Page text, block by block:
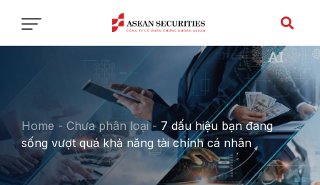
Home - Chưa phân loại- 7 dấu hiệu bạn đang
sống vượt quá khả năng tài chính cá nhân